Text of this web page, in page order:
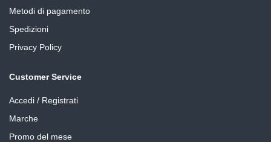
Metodi di pagamento
Spedizioni
Privacy Policy
Customer Service
Accedi / Registrati
Marche
Promo del mese